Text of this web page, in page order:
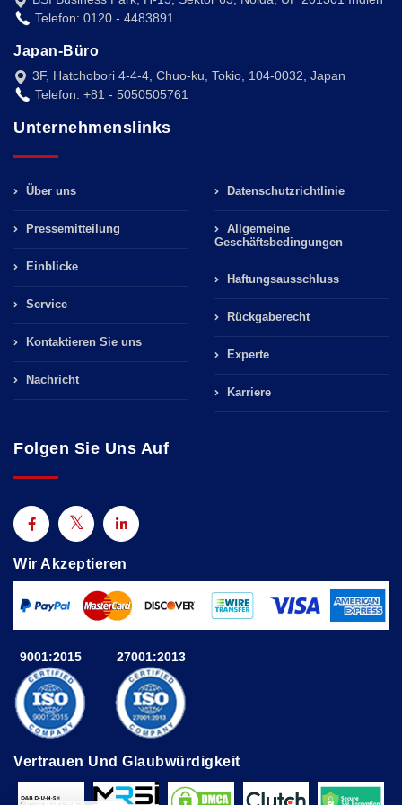
Telefon: 0120 - 4483891
Japan-Büro
3F, Hatchobori 4-4-4, Chuo-ku, Tokio, 104-0032, Japan
Telefon: +81 - 5050505761
Unternehmenslinks
Über uns
Pressemitteilung
Einblicke
Service
Kontaktieren Sie uns
Nachricht
Datenschutzrichtlinie
Allgemeine
Geschäftsbedingungen
Haftungsausschluss
Rückgaberecht
Experte
Karriere
Folgen Sie Uns Auf
Wir Akzeptieren
9001:2015 27001:2013
Vertrauen Und Glaubwürdigkeit